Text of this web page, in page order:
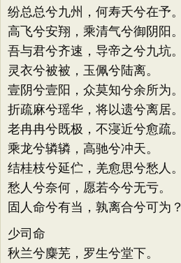
纷总总兮九州，何寿夭兮在予。
高飞兮安翔，乘清气兮御阴阳。
吾与君兮齐速，导帝之兮九坑。
灵衣兮被被，玉佩兮陆离。
壹阴兮壹阳，众莫知兮余所为。
折疏麻兮瑶华，将以遗兮离居。
老冉冉兮既极，不寖近兮愈疏。
乘龙兮辚辚，高驰兮冲天。
结桂枝兮延伫，羌愈思兮愁人。
愁人兮奈何，愿若今兮无亏。
固人命兮有当，孰离合兮可为？
少司命
秋兰兮麋芜，罗生兮堂下。